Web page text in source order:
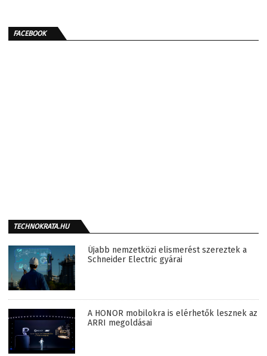
FACEBOOK
TECHNOKRATA.HU
Újabb nemzetközi elismerést szereztek a
Schneider Electric gyárai
A HONOR mobilokra is elérhetők lesznek az
ARRI megoldásai